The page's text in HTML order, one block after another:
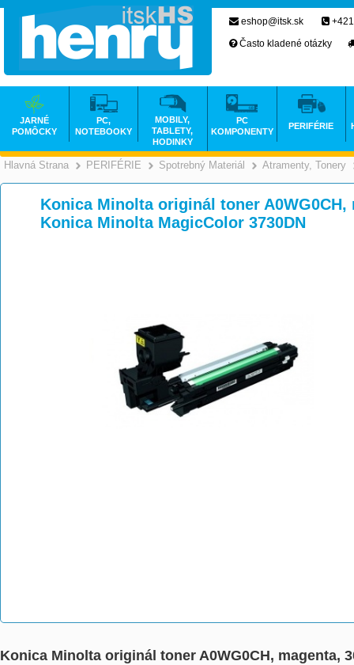
Hlavná Strana >
PERIFÉRIE >
Spotrebný Materiál >
Atramenty, Tonery
Konica Minolta originál toner A0WG0CH,
Konica Minolta MagicColor 3730DN
Konica Minolta originál toner A0WG0CH, magenta,
eshop@itsk.sk
Často kladené otázky
JARNÉ
POMÔCKY
PC,
NOTEBOOKY
MOBILY,
TABLETY,
HODINKY
PC
KOMPONENTY
PERIFÉRIE